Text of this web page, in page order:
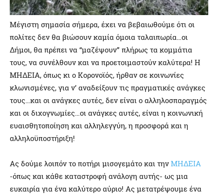
Μέγιστη σημασία σήμερα, έχει να βεβαιωθούμε ότι οι
πολίτες δεν θα βιώσουν καμία όμοια ταλαιπωρία…οι
Δήμοι, θα πρέπει να “μαζέψουν” πλήρως τα κομμάτια
τους, να συνέλθουν και να προετοιμαστούν καλύτερα! H
ΜΗΔΕΙΑ, όπως κι ο Κορονοϊός, ήρθαν σε κοινωνίες
κλωνισμένες, για ν’ αναδείξουν τις πραγματικές ανάγκες
τους…και οι ανάγκες αυτές, δεν είναι ο αλληλοσπαραγμός
και οι διχογνωμίες…οι ανάγκες αυτές, είναι η κοινωνική
ευαισθητοποίηση και αλληλεγγύη, η προσφορά και η
αλληλοϋποστήριξη!
Ας δούμε λοιπόν το ποτήρι μισογεμάτο και την ΜΗΔΕΙΑ
-όπως και κάθε καταστροφή ανάλογη αυτής- ως μια
ευκαιρία για ένα καλύτερο αύριο! Ας μετατρέψουμε ένα